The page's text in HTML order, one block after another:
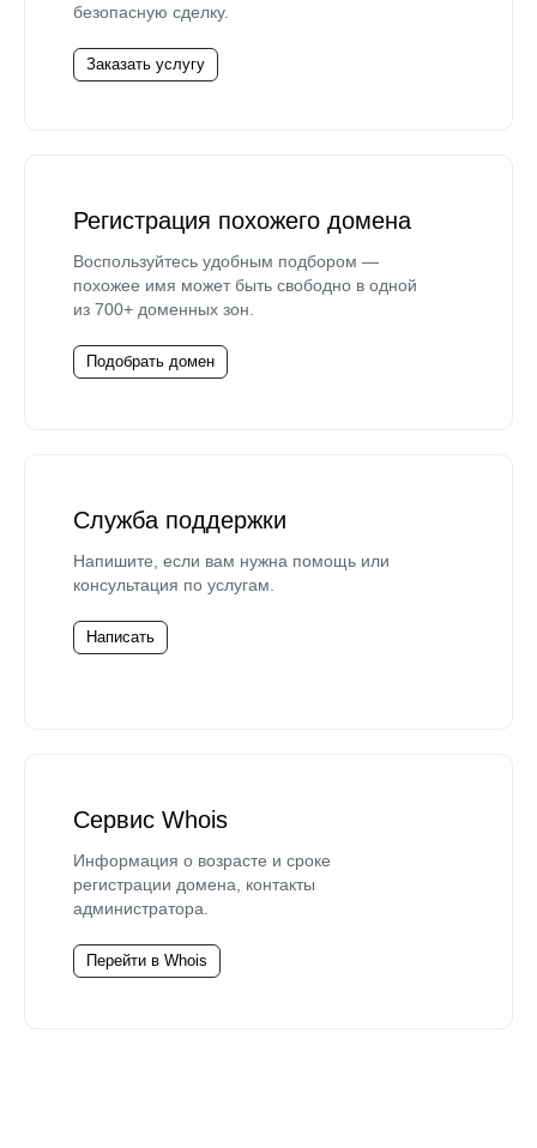
безопасную сделку.
Заказать услугу
Регистрация похожего домена
Воспользуйтесь удобным подбором —
похожее имя может быть свободно в одной
из 700+ доменных зон.
Подобрать домен
Служба поддержки
Напишите, если вам нужна помощь или
консультация по услугам.
Написать
Сервис Whois
Информация о возрасте и сроке
регистрации домена, контакты
администратора.
Перейти в Whois